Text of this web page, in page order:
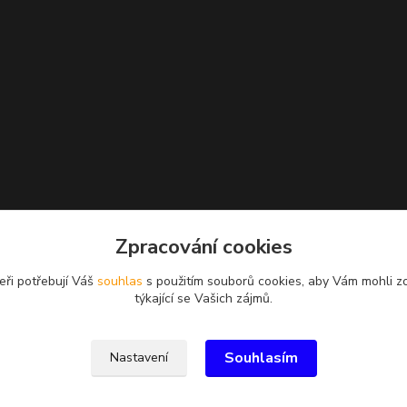
Zpracování cookies
potřebují Váš souhlas s použitím souborů cookies, aby Vám mohli
týkající se Vašich zájmů.
Nastavení Souhlasím